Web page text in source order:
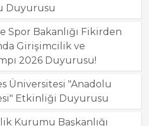
Duyurusu
Spor Bakanlığı Fikirden
Girişimcilik ve
2026 Duyurusu!
Üniversitesi "Anadolu
Etkinliği Duyurusu
Kurumu Başkanlığı